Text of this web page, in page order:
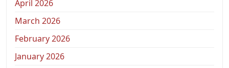
April 2026
March 2026
February 2026
January 2026